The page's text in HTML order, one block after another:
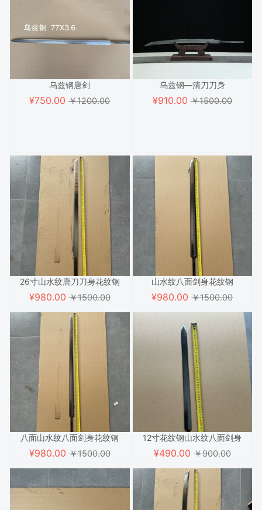
乌兹钢唐剑
¥750.00￥1200.00
乌兹钢—清刀刀身
¥910.00￥1500.00
26寸山水纹唐刀刀身花纹钢
¥980.00￥1500.00
山水纹八面剑身花纹钢
¥980.00￥1500.00
八面山水纹八面剑身花纹钢
¥980.00￥1500.00
12寸花纹钢山水纹八面剑身
¥490.00￥900.00